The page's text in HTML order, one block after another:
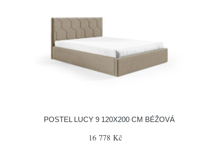
POSTEL LUCY 9 120X200 CM BÉŽOVÁ
16 778 Kč